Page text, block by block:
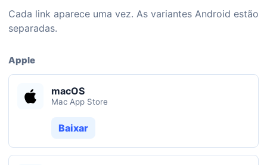
Cada link aparece uma vez. As variantes Android estão
separadas.
Apple
macOS
Mac App Store
Baixar